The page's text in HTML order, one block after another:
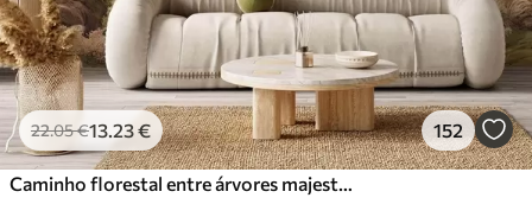
22.05€13 .23€ 152